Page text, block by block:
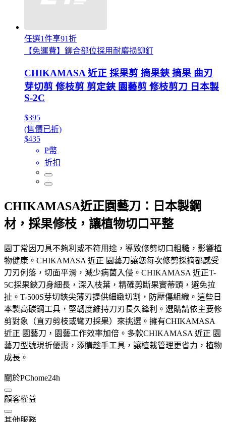
任選1件享91折
【免運費】鉚合部位採用耐磨损鉚釘
CHIKAMASA 近正 採果剪 摘果鋏 摘果 曲刃
芽切剪 修枝剪 剪定鋏 園藝剪 修枝剪刀 日本製
S-2C
$395
(售價已折)
$435
P幣
折扣
CHIKAMASA近正園藝刀：日本製鋼
材，採果修枝，讓植物切口平整
園丁常因刀具不夠利或不符用途，導致修剪切口粗糙，影響植
物健康。CHIKAMASA 近正 園藝刀讓您每次修剪採摘都感受
刀刃俐落，切面平滑，減少病菌入侵。CHIKAMASA 近正T-
5C採果鋏刀身細長，深入枝葉，精確剪斷果實蒂頭，避免拉
扯。T-500S芽切鋏尖薄刃提供細緻切割，防壓傷組織。這些日
本製高碳鋼工具，堅韌度維持刀刃長久鋒利。選購請依主要修
剪對象（直刃剪枝或彎刃採果）來挑選。擁有CHIKAMASA
近正 園藝刀，園藝工作效率加倍。多款CHIKAMASA 近正 園
藝刀型號現折優惠，添購趁手工具，讓植栽管理更省力，植物
成長。
關於PChome24h
顧客權益
其他服務